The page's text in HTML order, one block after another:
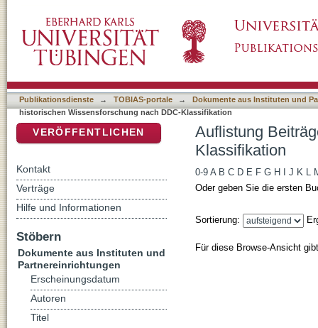
Publikationsdienste → TOBIAS-portale →
Dokumente aus Instituten und
historischen Wissensforschung nach DDC-Klassifikation
Auflistung
Klassifikation
0-9 A B C D E F G H J K L
Oder geben Sie die ersten
Sortierung:
Für diese Browse-Ansicht
VERÖFFENTLICHEN
Kontakt
Verträge
Hilfe und Informationen
Stöbern
Dokumente aus Instituten und
Partnereinrichtungen
Erscheinungsdatum
Autoren
Titel